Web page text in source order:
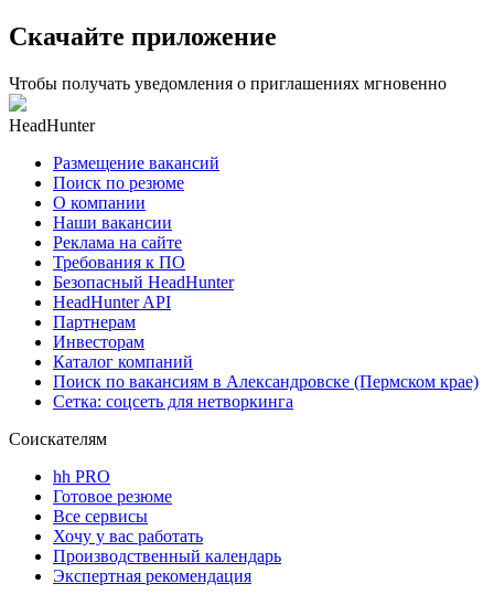
Скачайте приложение
Чтобы получать уведомления о приглашениях мгновенно
HeadHunter
Размещение вакансий
Поиск по резюме
О компании
Наши вакансии
Реклама на сайте
Требования к ПО
Безопасный HeadHunter
HeadHunter API
Партнерам
Инвесторам
Каталог компаний
Поиск по вакансиям в Александровске (Пермском крае)
Сетка: соцсеть для нетворкинга
Соискателям
hh PRO
Готовое резюме
Все сервисы
Хочу у вас работать
Производственный календарь
Экспертная рекомендация